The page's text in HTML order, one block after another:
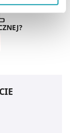
„
wiązało